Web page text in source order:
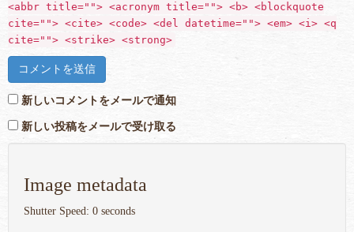
<abbr title=""> <acronym title=""> <b> <blockquote
cite=""> <cite> <code> <del datetime=""> <em> <i> <q
cite=""> <strike> <strong>
新しいコメントをメールで通知
新しい投稿をメールで受け取る
Image metadata
Shutter Speed: 0 seconds